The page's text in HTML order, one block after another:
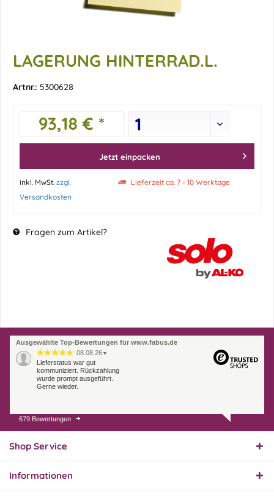
LAGERUNG HINTERRAD.L.
Artnr.: 5300628
93,18 € *
Jetzt einpacken
inkl. MwSt. zzgl.
Versandkosten
Lieferzeit ca. 7 - 10 Werktage
Fragen zum Artikel?
Ausgewählte Top-Bewertungen für www.fabus.de
08.08.26 ▼
Lieferstatus war gut
kommuniziert. Rückzahlung
wurde prompt ausgeführt.
Gerne wieder.
07.08.26
Endlich das richtige
679 Bewertungen
Shop Service
Informationen